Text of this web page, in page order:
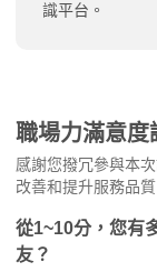
識平台。
職場力滿意度
感謝您撥冗參與本
改善和提升服務品質
從1~10分，您有
友？